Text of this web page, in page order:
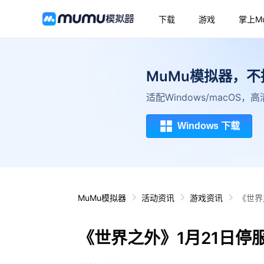
下载 游戏 掌上
MuMu模拟器，
适配Windows/macOS，高
Windows 下载
MuMu模拟器 活动资讯 游戏资讯 《世
《世界之外》1月21日停